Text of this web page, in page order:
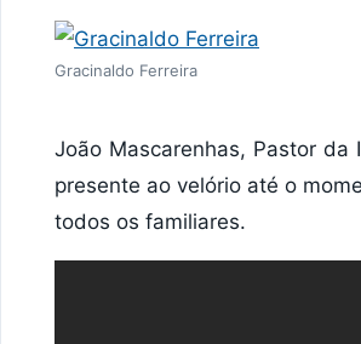
Gracinaldo Ferreira
João Mascarenhas, Pastor da
presente ao velório até o
todos os familiares.